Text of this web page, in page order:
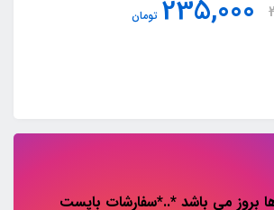
235,000 تومان
بروز می باشد *..*سفارشات باپست